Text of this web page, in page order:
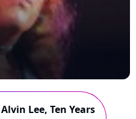
Lee, Ten Years